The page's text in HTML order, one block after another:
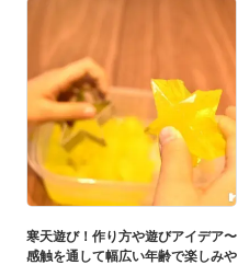
寒天遊び！作り方や遊びアイデア〜
感触を通して幅広い年齢で楽しみや